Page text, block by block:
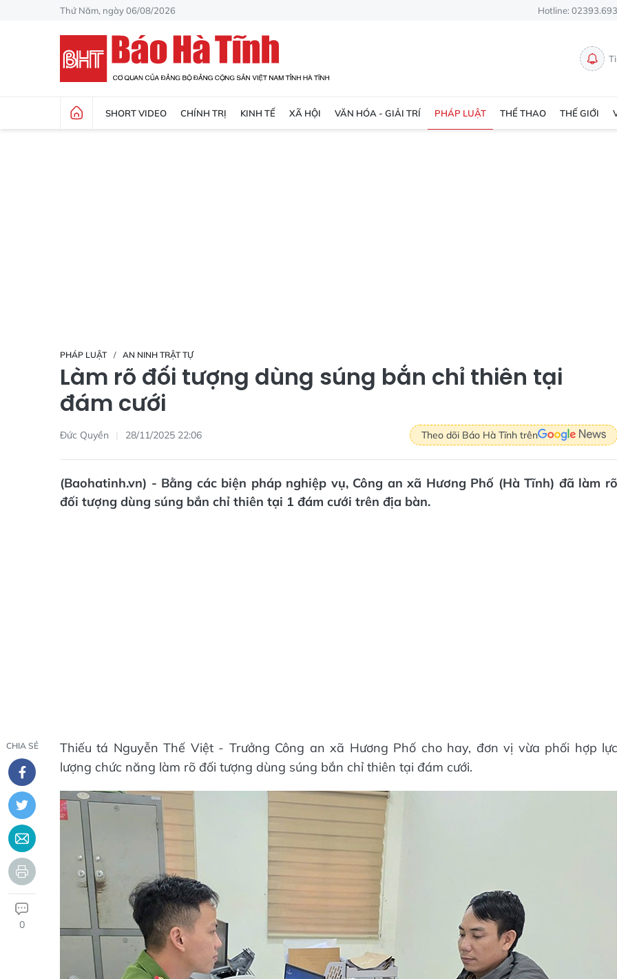
Thứ Năm, ngày 06/08/2026 Hotline:
SHORT VIDEO CHÍNH TRỊ KINH TẾ XÃ HỘI VĂN HÓA - GIẢI TRÍ PHÁP LUẬT THỂ THAO THẾ GIỚI
PHÁP LUẬT AN NINH TRẬT TỰ
Làm rõ đối tượng dùng súng bắn chỉ thiên tại
đám cưới
Đức Quyền 28/11/2025 22:06 Theo dõi Báo Hà Tĩnh trên
(Baohatinh.vn) - Bằng các biện pháp nghiệp vụ, Công an xã Hương Phố (Hà Tĩnh) đã làm rõ
đối tượng dùng súng bắn chỉ thiên tại 1 đám cưới trên địa bàn.
CHIA SẺ
0
Thiếu tá Nguyễn Thế Việt - Trưởng Công an xã Hương Phố cho hay, đơn vị vừa phối hợp lực
lượng chức năng làm rõ đối tượng dùng súng bắn chỉ thiên tại đám cưới.